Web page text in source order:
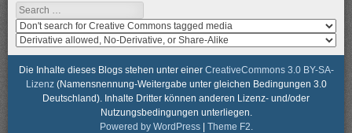
Search
Search
media
for
usage
rights
search
media
for
modification
Die Inhalte dieses Blogs stehen unter einer CreativeCommons 3.0 BY-SA-
Lizenz(Namensnennung-Weitergabe unter gleichen Bedingungen 3.0
Deutschland). Inhalte Dritter können anderen Lizenz- und/oder
Nutzungsbedingungen unterliegen.
Powered by WordPress
Theme F2.